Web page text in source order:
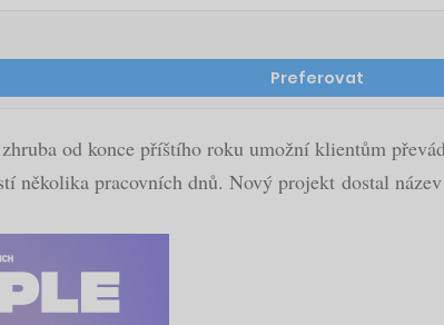
Preferovat
od konce příštího roku umožní klientům
několika pracovních dnů. Nový projekt dostal